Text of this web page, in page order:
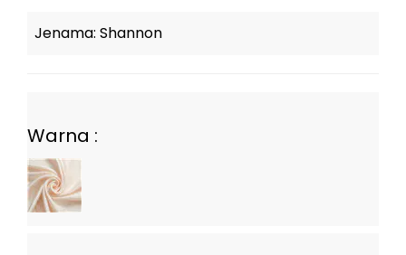
Jenama: Shannon
Warna :